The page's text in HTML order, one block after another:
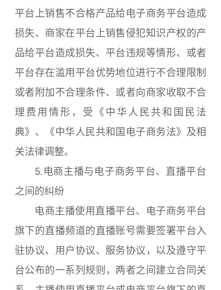
平台上销售不合格产品给电子商务平台造成
损失、商家在平台上销售侵犯知识产权的产
品给平台造成损失、平台违规等情形、或者
平台存在滥用平台优势地位进行不合理限制
或者附加不合理条件、或者向商家收取不合
理费用情形，受《中华人民共和国民法
典》、《中华人民共和国电子商务法》及相
关法律调整。
5.电商主播与电子商务平台、直播平台
之间的纠纷
电商主播使用直播平台、电子商务平台
旗下的直播频道的直播账号需要签署平台入
驻协议、用户协议、服务协议，以及遵守平
台公布的一系列规则，两者之间建立合同关